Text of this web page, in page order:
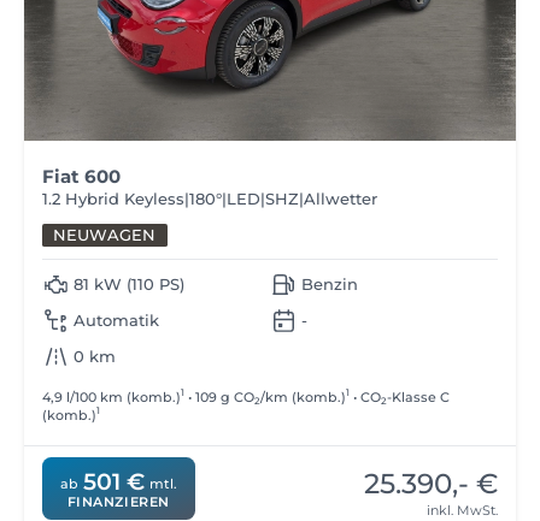
Fiat 600
1.2 Hybrid Keyless|180°|LED|SHZ|Allwetter
NEUWAGEN
81 kW (110 PS)
Automatik
0 km
Benzin
-
4,9 l/100 km (komb.)1 • 109 g CO2/km (komb.)1 • CO2-Klasse C
(komb.)1
ab 501 € mtl.
FINANZIEREN
25.390,- €
inkl. MwSt.